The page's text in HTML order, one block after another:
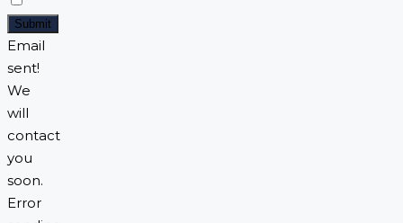
Submit
Email
sent!
We
will
contact
you
soon.
Error